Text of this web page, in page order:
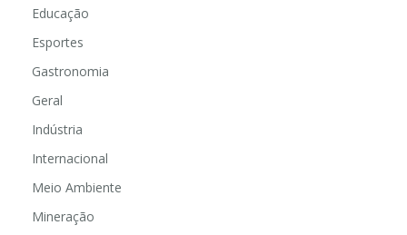
Educação
Esportes
Gastronomia
Geral
Indústria
Internacional
Meio Ambiente
Mineração